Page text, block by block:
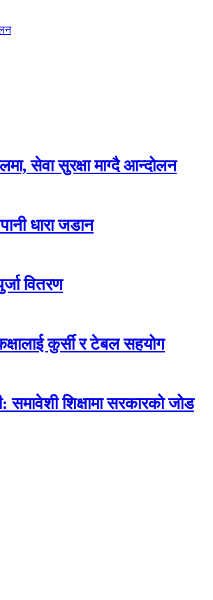
सेवा सुरक्षा माग्दै आन्दोलन
धारा जडान
वितरण
कुर्सी र टेबल सहयोग
शिक्षामा सरकारको जोड